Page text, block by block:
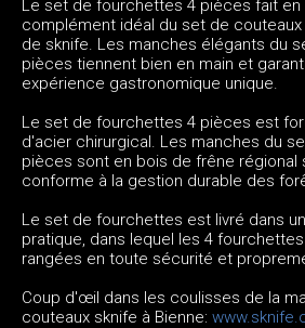
Le set de fourchettes 4 pièces fait en
complément idéal du set de
de sknife. Les manches élégants du
pièces tiennent bien en main et
expérience gastronomique unique.
Le set de fourchettes 4 pièces est
d'acier chirurgical. Les manches du
pièces sont en bois de frêne régional
conforme à la gestion durable des
Le set de fourchettes est livré dans
pratique, dans lequel les 4
rangées en toute sécurité et
Coup d'œil dans les coulisses de la
couteaux sknife à Bienne: